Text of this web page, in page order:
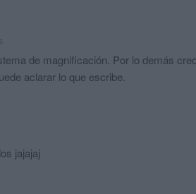
de magnificación. Por lo demás
aclarar lo que escribe.
jajajaj